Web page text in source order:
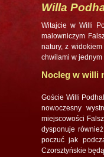
Willa
Witajcie w Willi
malowniczym
natury, z
chwilami w
Nocleg w willi
Goście Willi
nowoczesny
miejscowości
dysponuje
poczuć jak
Czorsztyńskie